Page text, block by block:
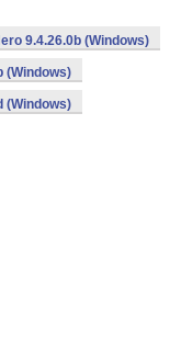
9.4.26.0b (Windows)
(Windows)
(Windows)